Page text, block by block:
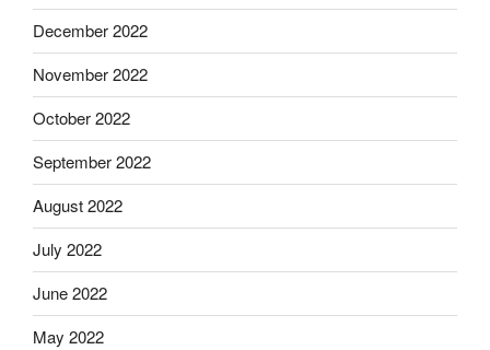
December 2022
November 2022
October 2022
September 2022
August 2022
July 2022
June 2022
May 2022